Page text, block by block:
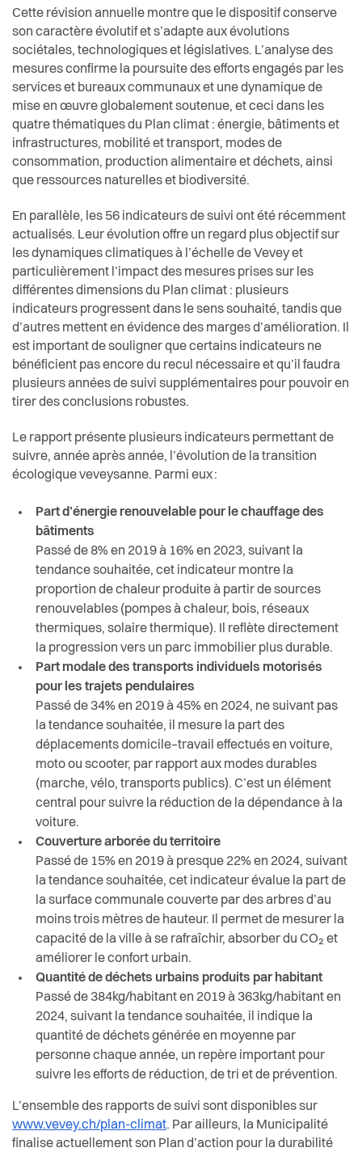
Cette révision annuelle montre que le dispositif conserve
son caractère évolutif et s’adapte aux évolutions
sociétales, technologiques et législatives. L’analyse des
mesures confirme la poursuite des efforts engagés par les
services et bureaux communaux et une dynamique de
mise en œuvre globalement soutenue, et ceci dans les
quatre thématiques du Plan climat : énergie, bâtiments et
infrastructures, mobilité et transport, modes de
consommation, production alimentaire et déchets, ainsi
que ressources naturelles et biodiversité.
En parallèle, les 56 indicateurs de suivi ont été récemment
actualisés. Leur évolution offre un regard plus objectif sur
les dynamiques climatiques à l’échelle de Vevey et
particulièrement l’impact des mesures prises sur les
différentesdimensions du Plan climat : plusieurs
indicateurs progressent dans le sens souhaité, tandis que
d’autres mettent en évidence des margesd’amélioration. Il
est important de souligner que certains indicateurs ne
bénéficient pas encore du recul nécessaire et qu’il faudra
plusieurs années de suivi supplémentaires pour pouvoir en
tirer des conclusions robustes.
Le rapport présente plusieurs indicateurs permettant de
suivre, année après année, l’évolution de la transition
écologique veveysanne. Parmi eux:
Part d’énergie renouvelable pour le chauffage des
bâtiments
Passé de 8% en 2019 à 16% en 2023, suivant la
tendance souhaitée, cet indicateur montre la
proportion de chaleur produite à partir de sources
renouvelables (pompes à chaleur, bois, réseaux
thermiques, solaire thermique). Il reflète directement
la progression vers un parc immobilier plus durable.
Part modale des transports individuels motorisés
pour les trajets pendulaires
Passé de 34% en 2019 à 45% en 2024, ne suivant pas
la tendance souhaitée, il mesure la part des
déplacements domicile–travail effectués en voiture,
moto ou scooter, par rapport aux modes durables
(marche, vélo, transports publics). C’est un élément
central pour suivre la réduction de la dépendance à la
voiture.
Couverture arborée du territoire
Passé de 15% en 2019 à presque 22% en 2024, suivant
la tendance souhaitée, cet indicateur évalue la part de
la surface communale couverte par des arbres d’au
moins trois mètres de hauteur. Il permet de mesurer la
capacité de la ville à se rafraîchir, absorber du CO₂ et
amé liorer le confort urbain.
Quantité de déchets urbains produits par habitant
Passé de 384kg/habitant en 2019 à 363kg/habitant en
2024, suivant la tendance souhaitée, il indique la
quantité de déchets générée en moyenne par
personne chaque année, un repère important pour
suivre les efforts de réduction, de tri et de prévention.
L’ensemble des rapports de suivi sont disponibles sur
www.vevey.ch/plan-climat. Par ailleurs, la Municipalité
finalise actuellement son Plan d’action pour la durabilité